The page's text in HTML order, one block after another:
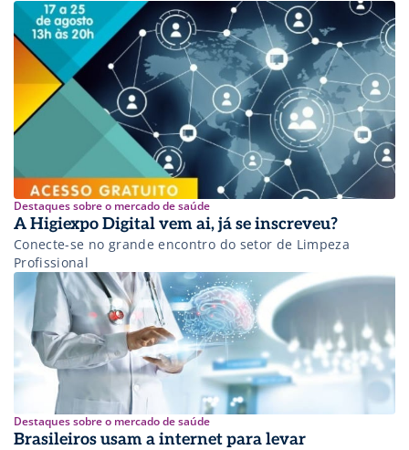
Destaques sobre o mercado de saúde
A Higiexpo Digital vem ai, já se inscreveu?
Conecte-se no grande encontro do setor de Limpeza
Profissional
Destaques sobre o mercado de saúde
Brasileiros usam a internet para levar